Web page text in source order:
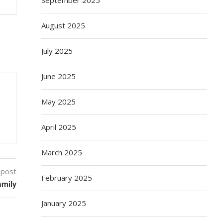
August 2025
July 2025
June 2025
May 2025
April 2025
March 2025
February 2025
January 2025